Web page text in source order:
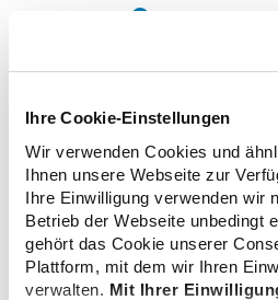
Ihre Cookie-Einstellungen
Wir verwenden Cookies und
Ihnen unsere Webseite zur
Ihre Einwilligung verwenden wir
Betrieb der Webseite unbedingt
gehört das Cookie unserer
Plattform, mit dem wir Ihren
verwalten. Mit Ihrer
der Ausgabe vom Februar
gemäß den eigenen
zurück zur Liste